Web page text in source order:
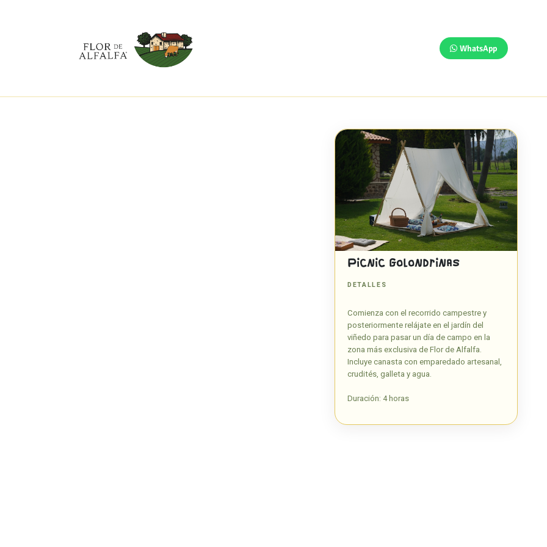
WhatsApp
Picnic Golondrinas
DETALLES
Comienza con el recorrido campestre y
posteriormente relájate en el jardín del
viñedo para pasar un día de campo en la
zona más exclusiva de Flor de Alfalfa.
Incluye canasta con emparedado artesanal,
crudités, galleta y agua.